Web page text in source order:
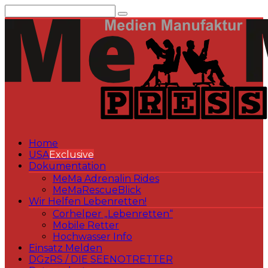
Inhalt
springen
Home
USAExclusive
Dokumentation
MeMa Adrenalin Rides
MeMaRescueBlick
Wir Helfen Lebenretten!
Corhelper „Lebenretten“
Mobile Retter
Hochwasser Info
Einsatz Melden
DGzRS / DIE SEENOTRETTER